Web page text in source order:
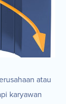
atau
karyawan